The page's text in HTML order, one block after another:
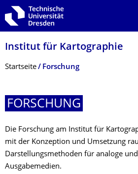
Zur Hauptnavigation springen
Zur Suche springen
Zum Inhalt springen
Institut für Kartographie
Breadcrumb-Menü
Startseite Forschung
FORSCHUNG
Die Forschung am Institut für
mit der Konzeption und Umsetzung
Darstellungsmethoden für analoge
Ausgabemedien.